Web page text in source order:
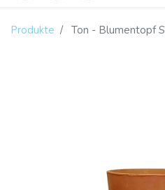
Produkte Ton - Blumentopf S